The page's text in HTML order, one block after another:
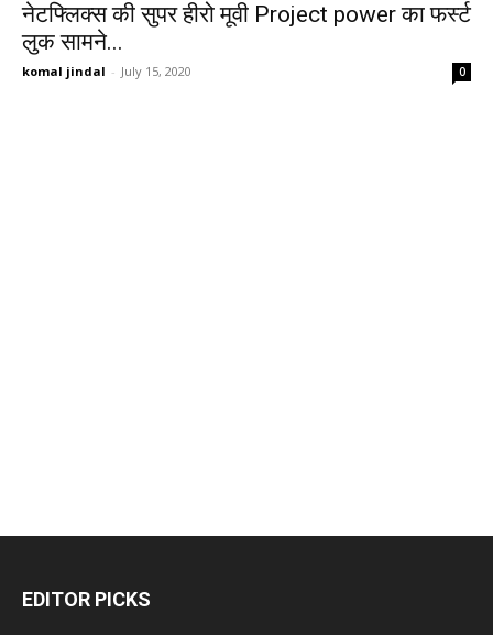
नेटफ्लिक्स की सुपर हीरो मूवी Project power का फर्स्ट
लुक सामने...
komal jindal - July 15, 2020 0
EDITOR PICKS